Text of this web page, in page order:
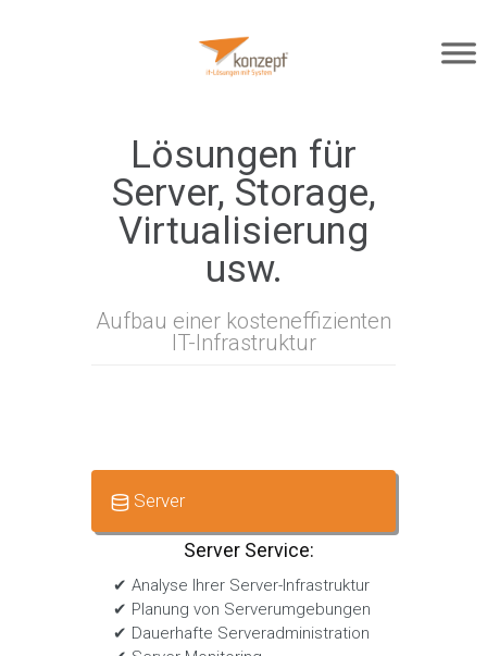
Lösungen für
Server, Storage,
Virtualisierung
usw.
Aufbau einer kosteneffizienten
IT-Infrastruktur
Server
Server Service:
✔ Analyse Ihrer Server-Infrastruktur
✔ Planung von Serverumgebungen
✔ Dauerhafte Serveradministration